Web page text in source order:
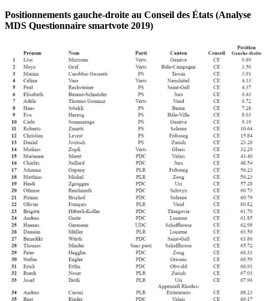
Positionnements gauche-droite au Conseil des États (Analyse
MDS Questionnaire smartvote 2019)